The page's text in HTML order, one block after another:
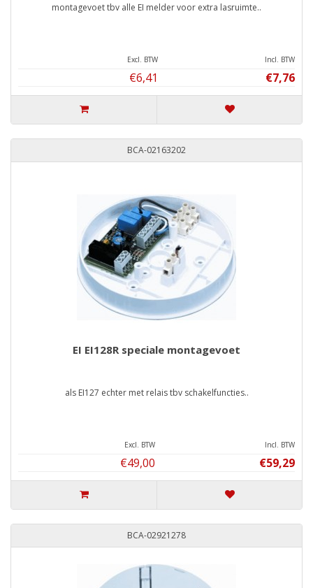
montagevoet tbv alle EI melder voor extra lasruimte..
Excl. BTW Incl. BTW
€6,41 €7,76
BCA-02163202
EI EI128R speciale montagevoet
als EI127 echter met relais tbv schakelfuncties..
Excl. BTW Incl. BTW
€49,00 €59,29
BCA-02921278